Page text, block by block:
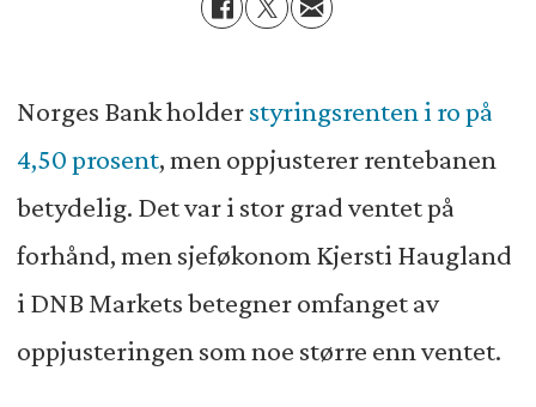
Norges Bank holderstyringsrenten i ro på
4,50 prosent, men oppjusterer rentebanen
betydelig. Det var i stor grad ventet på
forhånd, men sjeføkonom Kjersti Haugland
i DNB Markets betegner omfanget av
oppjusteringen som noe større enn ventet.